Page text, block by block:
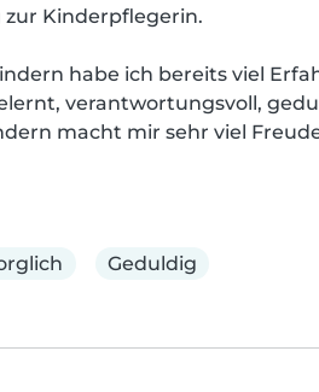
Kinderpflegerin.
habe ich bereits viel
verantwortungsvoll,
macht mir sehr viel
Geduldig